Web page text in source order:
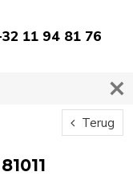
11 94 81 76
Terug